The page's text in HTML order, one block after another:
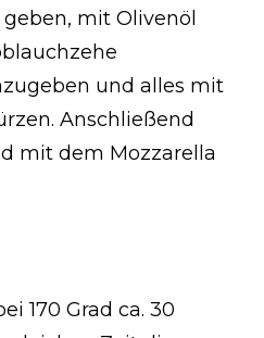
mit Olivenöl
und alles mit
Anschließend
mit dem Mozzarella
170 Grad ca. 30